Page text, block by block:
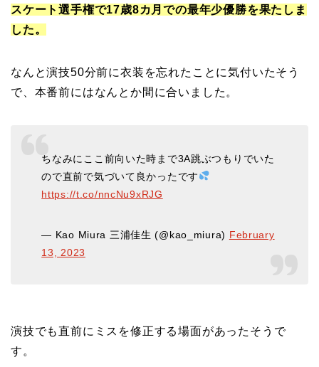
スケート選手権で17歳8カ月での最年少優勝を果たしま
した。
なんと演技50分前に衣装を忘れたことに気付いたそう
で、本番前にはなんとか間に合いました。
ちなみにここ前向いた時まで3A跳ぶつもりでいた
ので直前で気づいて良かったです
https://t.co/nncNu9xRJG
— Kao Miura 三浦佳生 (@kao_miura) February
13, 2023
演技でも直前にミスを修正する場面があったそうで
す。